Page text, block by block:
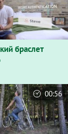
браслет
00:56